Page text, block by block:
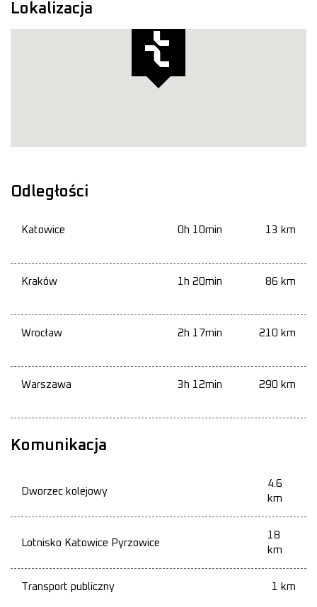
Lokalizacja
Odległości
Katowice 0h 10min 13 km
Kraków 1h 20min 86 km
Wrocław 2h 17min 210 km
Warszawa 3h 12min 290 km
Komunikacja
Dworzec kolejowy
4.6
km
Lotnisko Katowice Pyrzowice
18
km
Transport publiczny 1 km